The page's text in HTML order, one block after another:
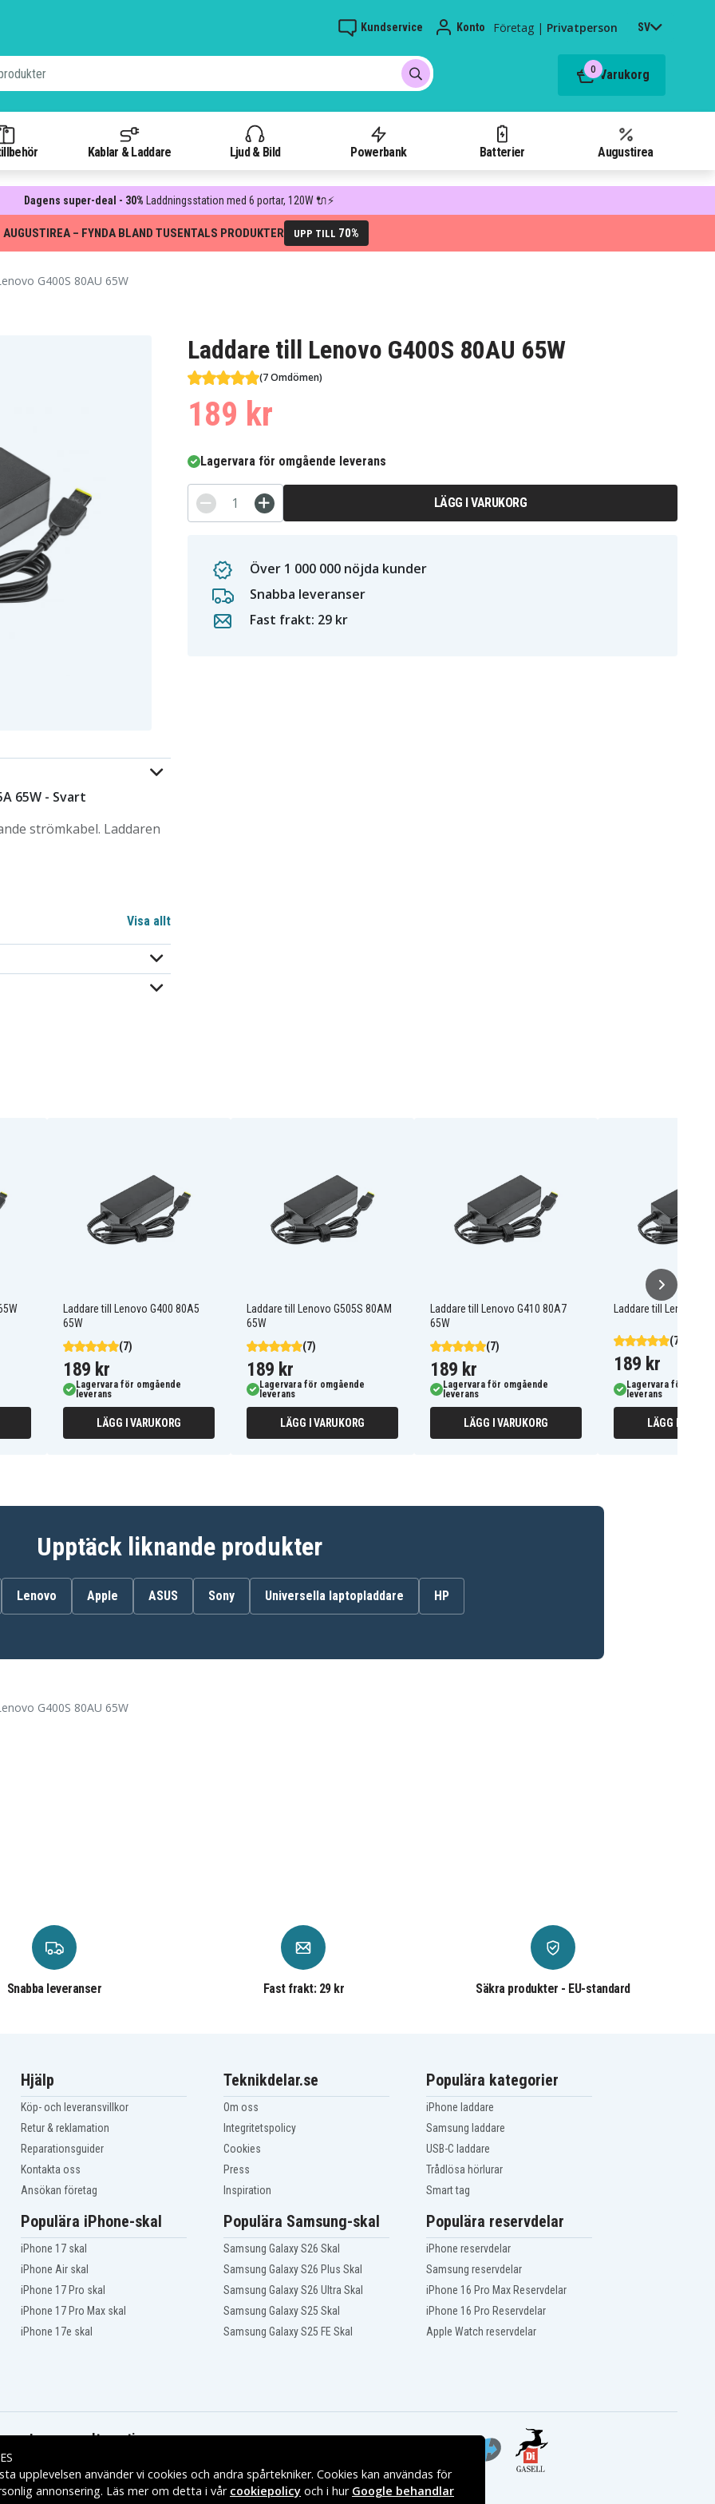
Kundservice Konto Företag | Privatperson SV
0 Varukorg
Kablar & Laddare Ljud & Bild Powerbank Batterier Augustirea
Dagens super-deal - 30% Laddningsstation med 6 portar, 120W 🔌⚡
AUGUSTIREA – FYNDA BLAND TUSENTALS PRODUKTER UPP TILL 70%
G400S 80AU 65W
Laddare till Lenovo G400S 80AU 65W
(7 Omdömen)
189 kr
Lagervara för omgående leverans
LÄGG I VARUKORG
Över 1 000 000 nöjda kunder
Snabba leveranser
Fast frakt: 29 kr
65W - Svart
strömkabel. Laddaren
Visa allt
Laddare till Lenovo G400 80A5
65W
(7)
189 kr
Lagervara för omgående
leverans
LÄGG I VARUKORG
Laddare till Lenovo G505S 80AM
65W
(7)
189 kr
Lagervara för omgående
leverans
LÄGG I VARUKORG
Laddare till Lenovo G410 80A7
65W
(7)
189 kr
Lagervara för omgående
leverans
LÄGG I VARUKORG
Laddare till Lenovo
(7)
189 kr
Lagervara för
leverans
LÄGG I
Upptäck liknande produkter
Lenovo Apple ASUS Sony Universella laptopladdare HP
G400S 80AU 65W
Snabba leveranser Fast frakt: 29 kr Säkra produkter - EU-standard
Hjälp
Köp- och leveransvillkor
Retur & reklamation
Reparationsguider
Kontakta oss
Ansökan företag
Teknikdelar.se
Om oss
Integritetspolicy
Cookies
Press
Inspiration
Populära kategorier
iPhone laddare
Samsung laddare
USB-C laddare
Trådlösa hörlurar
Smart tag
Populära iPhone-skal
iPhone 17 skal
iPhone Air skal
iPhone 17 Pro skal
iPhone 17 Pro Max skal
iPhone 17e skal
Populära Samsung-skal
Samsung Galaxy S26 Skal
Samsung Galaxy S26 Plus Skal
Samsung Galaxy S26 Ultra Skal
Samsung Galaxy S25 Skal
Samsung Galaxy S25 FE Skal
Populära reservdelar
iPhone reservdelar
Samsung reservdelar
iPhone 16 Pro Max Reservdelar
iPhone 16 Pro Reservdelar
Apple Watch reservdelar
Leveransalternativ
upplevelsen använder vi cookies och andra spårtekniker. Cookies kan användas för
annonsering. Läs mer om detta i vår cookiepolicy och i hur Google behandlar